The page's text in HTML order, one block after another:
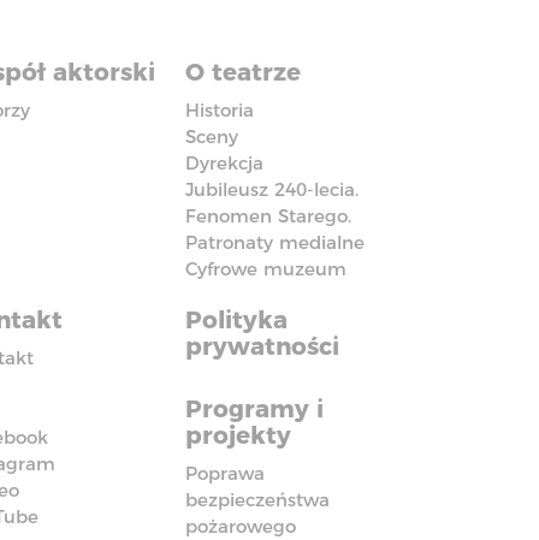
aktorski O teatrze
Historia
Sceny
Dyrekcja
Jubileusz 240-lecia.
Fenomen Starego.
Patronaty medialne
Cyfrowe muzeum
Polityka
prywatności
Programy i
projekty
Poprawa
bezpieczeństwa
pożarowego